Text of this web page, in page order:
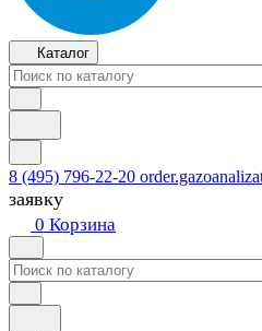
Каталог
8 (495) 796-22-20
заявку
0 Корзина